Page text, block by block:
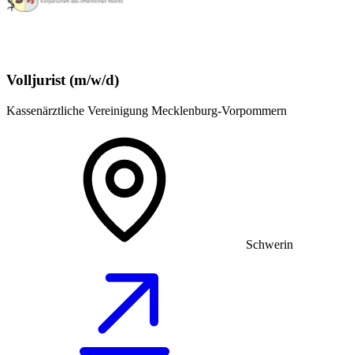
Volljurist (m/w/d)
Kassenärztliche Vereinigung Mecklenburg-Vorpommern
Schwerin